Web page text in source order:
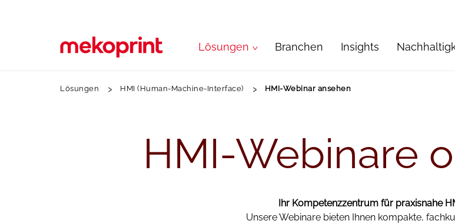
Lösungen Branchen Insights
Lösungen HMI (Human-Machine-Interface) HMI-Webinar ansehen
HMI-Webinare
Ihr Kompetenzzentrum für praxisnahe
Unsere Webinare bieten Ihnen kompakte,